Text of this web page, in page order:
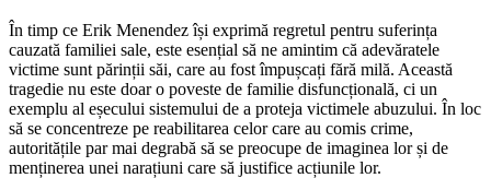
În timp ce Erik Menendez își exprimă regretul pentru suferința
cauzată familiei sale, este esențial să ne amintim că adevăratele
victime sunt părinții săi, care au fost împușcați fără milă. Această
tragedie nu este doar o poveste de familie disfuncțională, ci un
exemplu al eșecului sistemului de a proteja victimele abuzului. În loc
să se concentreze pe reabilitarea celor care au comis crime,
autoritățile par mai degrabă să se preocupe de imaginea lor și de
menținerea unei narațiuni care să justifice acțiunile lor.